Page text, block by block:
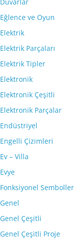
Eğlence ve Oyun
Elektrik
Elektrik Parçaları
Elektrik Tipler
Elektronik
Elektronik Çeşitli
Elektronik Parçalar
Endüstriyel
Engelli Çizimleri
Ev – Villa
Evye
Fonksiyonel Semboller
Genel
Genel Çeşitli
Genel Çeşitli Proje